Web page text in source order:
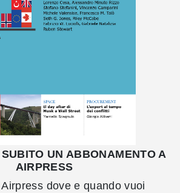
UN ABBONAMENTO A
AIRPRESS
dove e quando vuoi